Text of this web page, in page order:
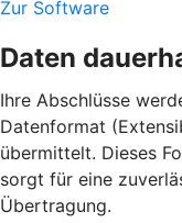
Zur Software
Daten
Ihre Abschlüsse
Datenformat
übermittelt. Dieses
sorgt für eine
Übertragung.